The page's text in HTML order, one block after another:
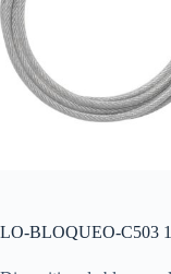
LO-BLOQUEO-C503